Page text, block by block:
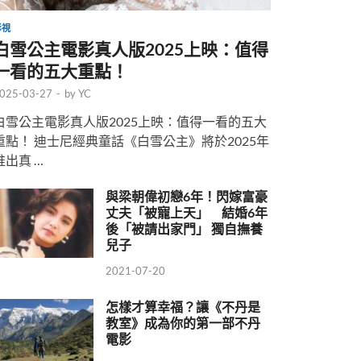
雪公主電影真人版2025上映：值得
看的五大重點！
03-27 - byYC
雪公主電影真人版2025上映：值得一看的五大
點！ 迪士尼經典童話《白雪公主》將於2025年
出真 …
與梁朝偉初戀6年！閃嫁富豪
丈夫「被寵上天」 結婚6年
後「被請出家門」 獨自撫養
兒子
2021-07-20
怎樣才算幸福？讓《不丹是
教室》成為你的第一部不丹
電影